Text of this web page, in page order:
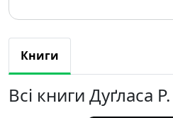
Книги
Всі книги Дуґласа